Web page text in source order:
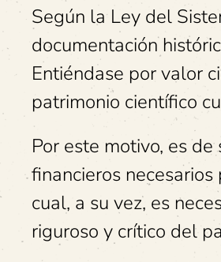
Según la Ley del
documentación
Entiéndase por valor
patrimonio científico
Por este motivo, es
financieros
cual, a su vez, es
riguroso y crítico del